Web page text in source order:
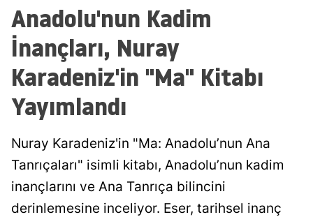
Anadolu'nun Kadim
İnançları, Nuray
Karadeniz'in "Ma" Kitabı
Yayımlandı
Nuray Karadeniz'in "Ma: Anadolu’nun Ana
Tanrıçaları" isimli kitabı, Anadolu’nun kadim
inançlarını ve Ana Tanrıça bilincini
derinlemesine inceliyor. Eser, tarihsel inanç